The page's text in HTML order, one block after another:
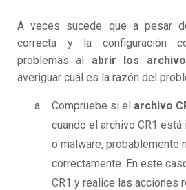
A veces sucede que a pesar
correcta y la configuración
problemas al abrir los
averiguar cuál es la razón del
Compruebe si el archivo
cuando el archivo CR1
o malware, probablemente
correctamente. En este
CR1 y realice las acciones